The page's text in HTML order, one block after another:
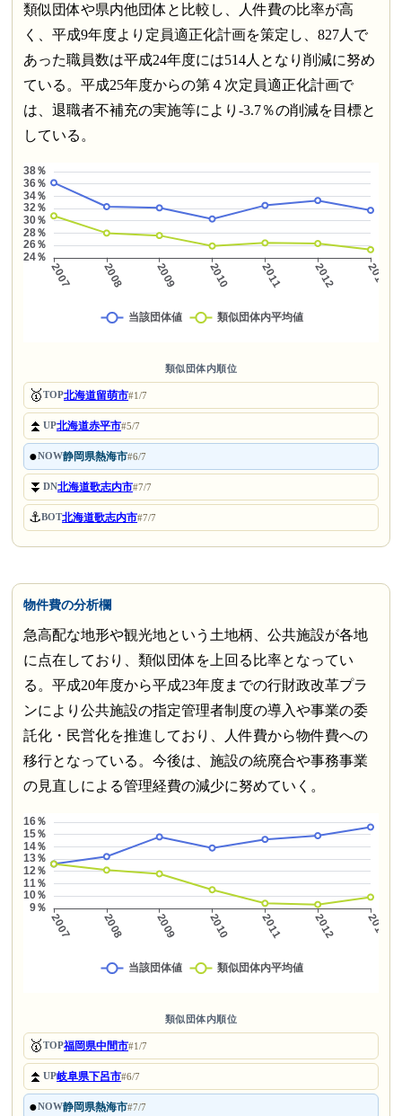
類似団体や県内他団体と比較し、人件費の比率が高
く、平成9年度より定員適正化計画を策定し、827人で
あった職員数は平成24年度には514人となり削減に努め
ている。平成25年度からの第４次定員適正化計画で
は、退職者不補充の実施等により-3.7％の削減を目標と
している。
類似団体内順位
🥇TOP北海道留萌市#1/7
⏫UP北海道赤平市#5/7
●NOW静岡県熱海市#6/7
⏬DN北海道歌志内市#7/7
⚓BOT北海道歌志内市#7/7
物件費の分析欄
急高配な地形や観光地という土地柄、公共施設が各地
に点在しており、類似団体を上回る比率となってい
る。平成20年度から平成23年度までの行財政改革プラ
ンにより公共施設の指定管理者制度の導入や事業の委
託化・民営化を推進しており、人件費から物件費への
移行となっている。今後は、施設の統廃合や事務事業
の見直しによる管理経費の減少に努めていく。
類似団体内順位
🥇TOP福岡県中間市#1/7
⏫UP岐阜県下呂市#6/7
●NOW静岡県熱海市#7/7